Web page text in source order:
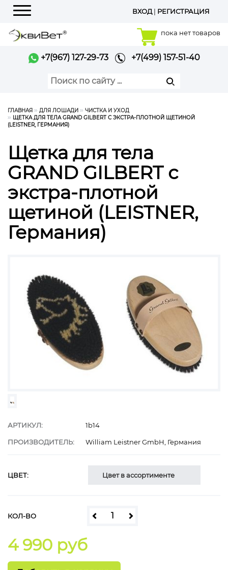
Меню
ВХОД| РЕГИСТРАЦИЯ
пока нет товаров
+7(967) 127-29-73 +7(499) 157-51-40
ГЛАВНАЯ ДЛЯ ЛОШАДИ
ЧИСТКА И УХОД
ЩЕТКА ДЛЯ ТЕЛА GRAND GILBERT С ЭКСТРА-ПЛОТНОЙ ЩЕТИНОЙ
(LEISTNER, ГЕРМАНИЯ)
Щетка для тела
GRAND GILBERT с
экстра-плотной
щетиной (LEISTNER,
Германия)
АРТИКУЛ: 1b14
ПРОИЗВОДИТЕЛЬ: William Leistner GmbH, Германия
ЦВЕТ: Цвет в ассортименте
КОЛ-ВО
4 990 руб